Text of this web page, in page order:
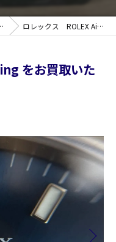
ロレックス ROLEX Air King をお買取いたし...
をお買取いた